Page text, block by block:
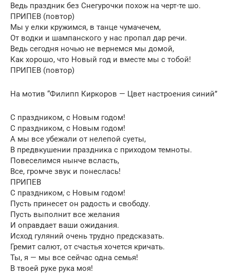
Ведь праздник без Снегурочки похож на черт-те шо.
ПРИПЕВ (повтор)
Мы у елки кружимся, в танце чумачечем,
От водки и шампанского у нас пропал дар речи.
Ведь сегодня ночью не вернемся мы домой,
Как хорошо, что Новый год и вместе мы с тобой!
ПРИПЕВ (повтор)
На мотив “Филипп Киркоров — Цвет настроения синий”
С праздником, с Новым годом!
С праздником, с Новым годом!
А мы все убежали от нелепой суеты,
В предвкушении праздника с приходом темноты.
Повеселимся нынче всласть,
Все, громче звук и понеслась!
ПРИПЕВ
С праздником, с Новым годом!
Пусть принесет он радость и свободу.
Пусть выполнит все желания
И оправдает ваши ожидания.
Исход гуляний очень трудно предсказать.
Гремит салют, от счастья хочется кричать.
Ты, я — мы все сейчас одна семья!
В твоей руке рука моя!